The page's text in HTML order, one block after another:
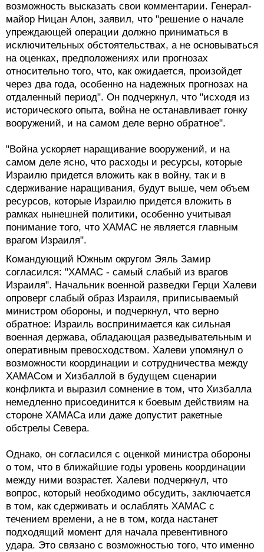
возможность высказать свои комментарии. Генерал-
майор Ницан Алон, заявил, что "решение о начале
упреждающей операции должно приниматься в
исключительных обстоятельствах, а не основываться
на оценках, предположениях или прогнозах
относительно того, что, как ожидается, произойдет
через два года, особенно на надежных прогнозах на
отдаленный период". Он подчеркнул, что "исходя из
исторического опыта, война не останавливает гонку
вооружений, и на самом деле верно обратное".
"Война ускоряет наращивание вооружений, и на
самом деле ясно, что расходы и ресурсы, которые
Израилю придется вложить как в войну, так и в
сдерживание наращивания, будут выше, чем объем
ресурсов, которые Израилю придется вложить в
рамках нынешней политики, особенно учитывая
понимание того, что ХАМАС не является главным
врагом Израиля".
Командующий Южным округом Эяль Замир
согласился: "ХАМАС - самый слабый из врагов
Израиля". Начальник военной разведки Герци Халеви
опроверг слабый образ Израиля, приписываемый
министром обороны, и подчеркнул, что верно
обратное: Израиль воспринимается как сильная
военная держава, обладающая разведывательным и
оперативным превосходством. Халеви упомянул о
возможности координации и сотрудничества между
ХАМАСом и Хизбаллой в будущем сценарии
конфликта и выразил сомнение в том, что Хизбалла
немедленно присоединится к боевым действиям на
стороне ХАМАСа или даже допустит ракетные
обстрелы Севера.
Однако, он согласился с оценкой министра обороны
о том, что в ближайшие годы уровень координации
между ними возрастет. Халеви подчеркнул, что
вопрос, который необходимо обсудить, заключается
в том, как сдерживать и ослаблять ХАМАС с
течением времени, а не в том, когда настанет
подходящий момент для начала превентивного
удара. Это связано с возможностью того, что именно